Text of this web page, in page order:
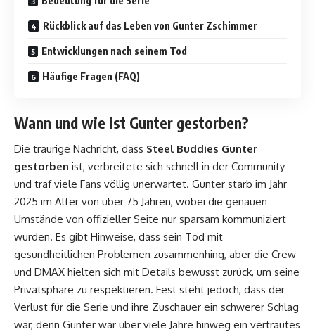
Rückblick auf das Leben von Gunter Zschimmer
Entwicklungen nach seinem Tod
Häufige Fragen (FAQ)
Wann und wie ist Gunter gestorben?
Die traurige Nachricht, dass Steel Buddies Gunter
gestorben ist, verbreitete sich schnell in der Community
und traf viele Fans völlig unerwartet. Gunter starb im Jahr
2025 im Alter von über 75 Jahren, wobei die genauen
Umstände von offizieller Seite nur sparsam kommuniziert
wurden. Es gibt Hinweise, dass sein Tod mit
gesundheitlichen Problemen zusammenhing, aber die Crew
und DMAX hielten sich mit Details bewusst zurück, um seine
Privatsphäre zu respektieren. Fest steht jedoch, dass der
Verlust für die Serie und ihre Zuschauer ein schwerer Schlag
war, denn Gunter war über viele Jahre hinweg ein vertrautes